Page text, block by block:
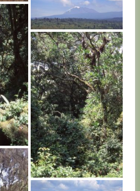
TANZANIE
TANZANIE